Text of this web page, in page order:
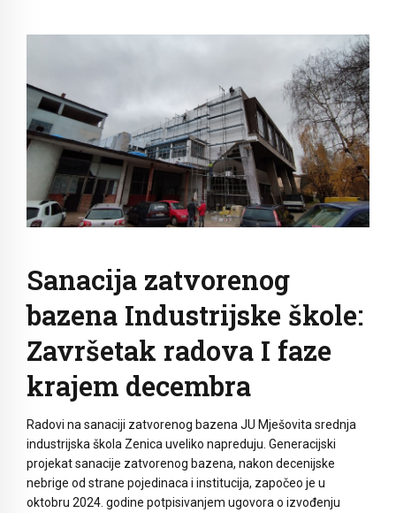
Sanacija zatvorenog
bazena Industrijske škole:
Završetak radova I faze
krajem decembra
Radovi na sanaciji zatvorenog bazena JU Mješovita srednja
industrijska škola Zenica uveliko napreduju. Generacijski
projekat sanacije zatvorenog bazena, nakon decenijske
nebrige od strane pojedinaca i institucija, započeo je u
oktobru 2024. godine potpisivanjem ugovora o izvođenju